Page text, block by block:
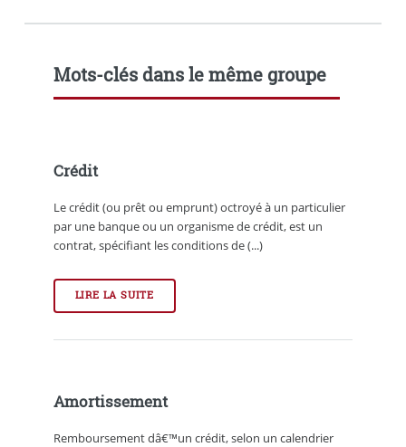
Mots-clés dans le même groupe
Crédit
Le crédit (ou prêt ou emprunt) octroyé à un particulier
par une banque ou un organisme de crédit, est un
contrat, spécifiant les conditions de (...)
LIRE LA SUITE
Amortissement
Remboursement dâ€™un crédit, selon un calendrier